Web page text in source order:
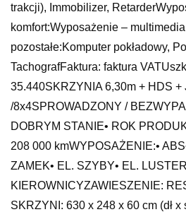
trakcji), Immobilizer,
komfort:Wyposażenie –
pozostałe:Komputer pokładowy,
TachografFaktura: faktura
35.440SKRZYNIA 6,30m + HDS +
/8x4SPROWADZONY /
DOBRYM STANIE• ROK
208 000 kmWYPOSAŻENIE:•
ZAMEK• EL. SZYBY• EL.
KIEROWNICYZAWIESZENIE:
SKRZYNI: 630 x 248 x 60 cm (dł x